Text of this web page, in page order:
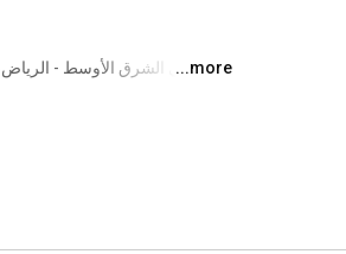
...more